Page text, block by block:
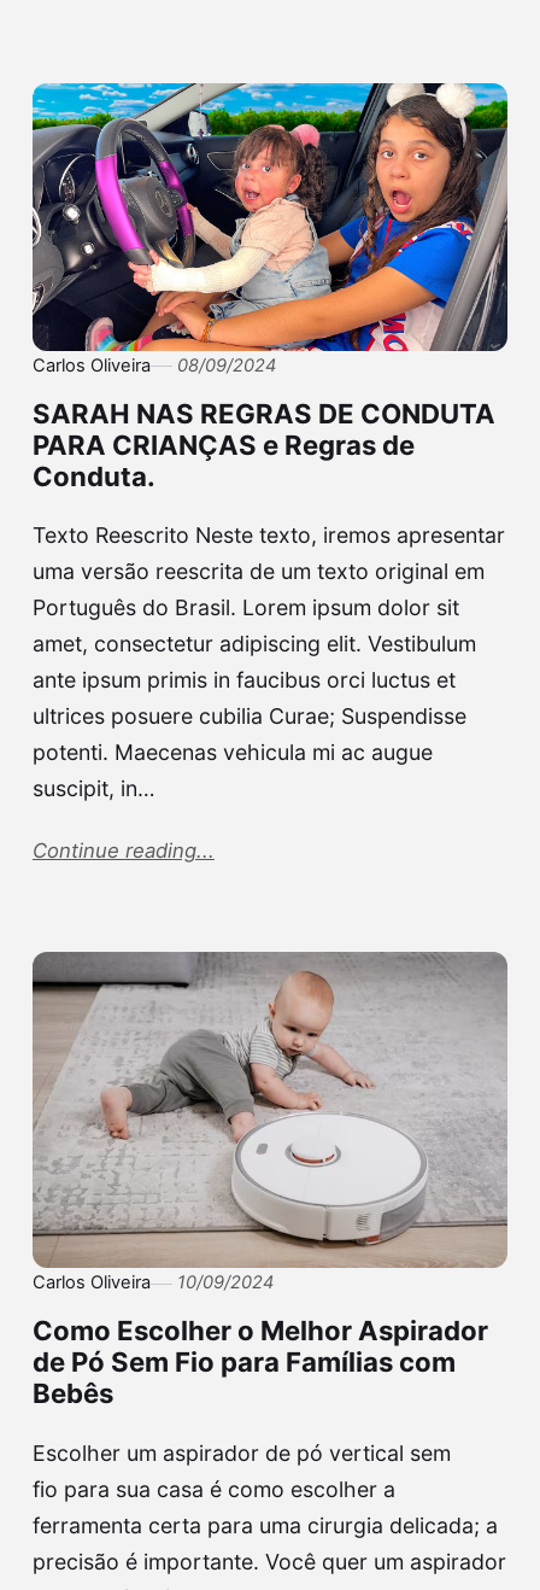
Carlos Oliveira 08/09/2024
SARAH NAS REGRAS DE CONDUTA
PARA CRIANÇAS e Regras de
Conduta.
Texto Reescrito Neste texto, iremos apresentar
uma versão reescrita de um texto original em
Português do Brasil. Lorem ipsum dolor sit
amet, consectetur adipiscing elit. Vestibulum
ante ipsum primis in faucibus orci luctus et
ultrices posuere cubilia Curae; Suspendisse
potenti. Maecenas vehicula mi ac augue
suscipit, in…
Continue reading...
Carlos Oliveira 10/09/2024
Como Escolher o Melhor Aspirador
de Pó Sem Fio para Famílias com
Bebês
Escolher um aspirador de pó vertical sem
fio para sua casa é como escolher a
ferramenta certa para uma cirurgia delicada; a
precisão é importante. Você quer um aspirador